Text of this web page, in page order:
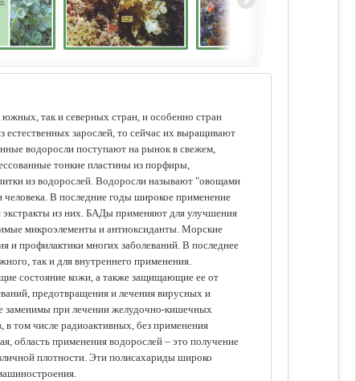
так и северных стран, и особенно стран
естественных зарослей, то сейчас их выращивают
водоросли поступают на рынок в свежем,
тонкие пластины из порфиры,
из водорослей. Водоросли называют "овощами
человека. В последние годы широкое применение
из них. БАДы применяют для улучшения
микроэлементы и антиоксиданты. Морские
и профилактики многих заболеваний. В последнее
так и для внутреннего применения.
состояние кожи, а также защищающие ее от
предотвращения и лечения вирусных и
заменимы при лечении желудочно-кишечных
в том числе радиоактивных, без применения
область применения водорослей – это получение
плотности. Эти полисахариды широко